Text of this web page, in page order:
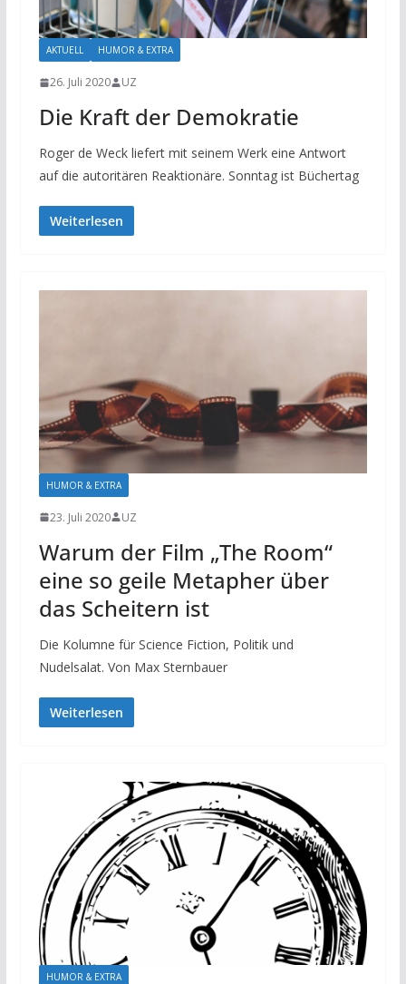
AKTUELL HUMOR & EXTRA
26. Juli 2020 UZ
Die Kraft der Demokratie
Roger de Weck liefert mit seinem Werk eine Antwort
auf die autoritären Reaktionäre. Sonntag ist Büchertag
Weiterlesen
HUMOR & EXTRA
23. Juli 2020 UZ
Warum der Film „The Room“
eine so geile Metapher über
das Scheitern ist
Die Kolumne für Science Fiction, Politik und
Nudelsalat. Von Max Sternbauer
Weiterlesen
HUMOR & EXTRA